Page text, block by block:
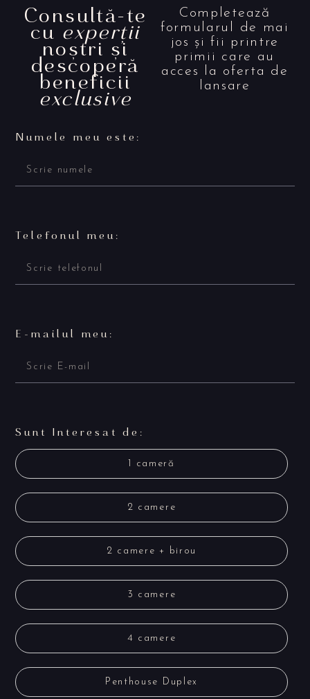
Consultă-te
cuexperții
noștri și
descoperă
beneficii
exclusive
Completează
formularul de mai
jos și fii printre
primii care au
acces la oferta de
lansare
Numele meu este:
Telefonul meu:
E-mailul meu:
Sunt Interesat de:
1 cameră
2 camere
2 camere + birou
3 camere
4 camere
Penthouse Duplex